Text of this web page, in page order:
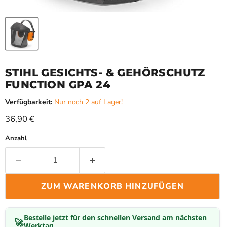
STIHL GESICHTS- & GEHÖRSCHUTZ
FUNCTION GPA 24
Verfügbarkeit: Nur noch 2 auf Lager!
Aktueller Preis
36,90 €
Anzahl
ZUM WARENKORB HINZUFÜGEN
🚀Bestelle jetzt für den schnellen Versand am nächsten